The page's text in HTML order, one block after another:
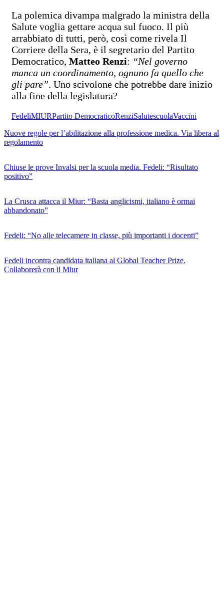
La polemica divampa malgrado la ministra della
Salute voglia gettare acqua sul fuoco. Il più
arrabbiato di tutti, però, così come rivela Il
Corriere della Sera, è il segretario del Partito
Democratico, Matteo Renzi: “Nel governo
manca un coordinamento, ognuno fa quello che
gli pare”. Uno scivolone che potrebbe dare inizio
alla fine della legislatura?
FedeliMIURPartito DemocraticoRenziSalutescuolaVaccini
Nuove regole per l’abilitazione alla professione medica. Via libera al
regolamento
Chiuse le prove Invalsi per la scuola media. Fedeli: “Risultato
positivo”
La Crusca attacca il Miur: “Basta anglicismi, italiano è ormai
abbandonato”
Fedeli: “No alle telecamere in classe, più importanti i docenti”
Fedeli incontra candidata italiana al Global Teacher Prize.
Collaborerà con il Miur